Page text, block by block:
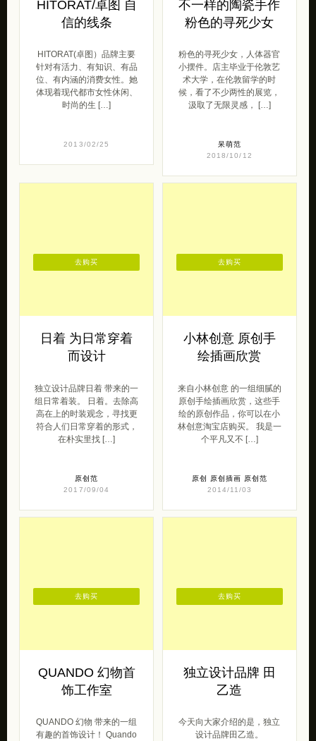
HITORAT/卓图 自
信的线条
HITORAT(卓图）品牌主要
针对有活力、有知识、有品
位、有内涵的消费女性。她
体现着现代都市女性休闲、
时尚的生 […]
2013/02/25
不一样的陶瓷手作
粉色的寻死少女
粉色的寻死少女，人体器官
小摆件。店主毕业于伦敦艺
术大学，在伦敦留学的时
候，看了不少两性的展览，
汲取了无限灵感， […]
呆萌范
2018/10/12
日着 为日常穿着
而设计
独立设计品牌日着 带来的一
组日常着装。 日着。去除高
高在上的时装观念，寻找更
符合人们日常穿着的形式，
在朴实里找 […]
原创范
2017/09/04
去购买
小林创意 原创手
绘插画欣赏
来自小林创意 的一组细腻的
原创手绘插画欣赏，这些手
绘的原创作品，你可以在小
林创意淘宝店购买。 我是一
个平凡又不 […]
原创 原创插画 原创范
2014/11/03
去购买
QUANDO 幻物首
饰工作室
QUANDO 幻物 带来的一组
有趣的首饰设计！ Quando
去购买
独立设计品牌 田
乙造
今天向大家介绍的是，独立
设计品牌田乙造。
去购买